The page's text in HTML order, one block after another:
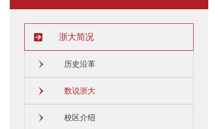
服务保障
浙大简况
历史沿革
数说浙大
校区介绍